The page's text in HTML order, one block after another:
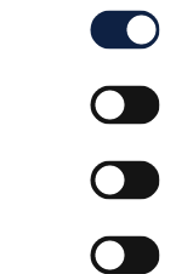
ou non